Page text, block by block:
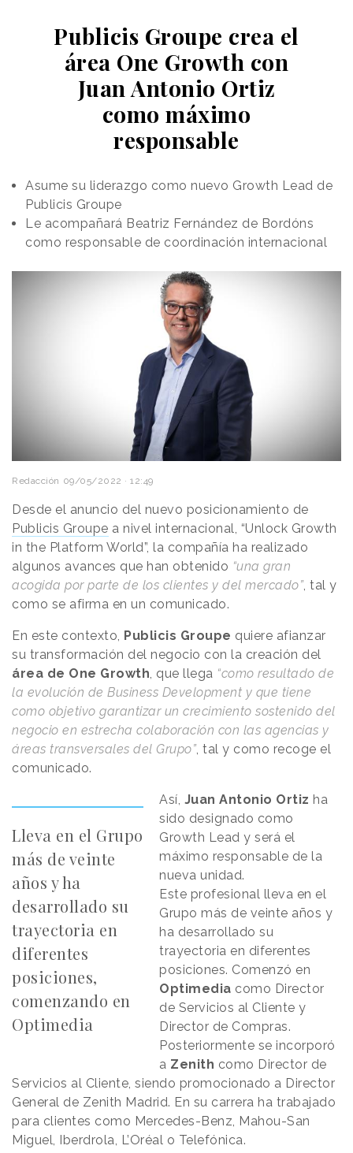
Publicis Groupe crea el
área One Growth con
Juan Antonio Ortiz
como máximo
responsable
Asume su liderazgo como nuevo Growth Lead de
Publicis Groupe
Le acompañará Beatriz Fernández de Bordóns
como responsable de coordinación internacional
Redacción 09/05/2022 · 12:49
Desde el anuncio del nuevo posicionamiento de
Publicis Groupe a nivel internacional, “Unlock Growth
in the Platform World”, la compañía ha realizado
algunos avances que han obtenido “una gran
acogida por parte de los clientes y del mercado” , tal y
como se afirma en un comunicado.
En este contexto, Publicis Groupe quiere afianzar
su transformación del negocio con la creación del
área de One Growth , que llega “como resultado de
la evolución de Business Development y que tiene
como objetivo garantizar un crecimiento sostenido del
negocio en estrecha colaboración con las agencias y
áreas transversales del Grupo” , tal y como recoge el
comunicado.
Lleva en el Grupo
más de veinte
años y ha
desarrollado su
trayectoria en
diferentes
posiciones,
comenzando en
Optimedia
Así, Juan Antonio Ortiz ha
sido designado como
Growth Lead y será el
máximo responsable de la
nueva unidad.
Este profesional lleva en el
Grupo más de veinte años y
ha desarrollado su
trayectoria en diferentes
posiciones. Comenzó en
Optimedia como Director
de Servicios al Cliente y
Director de Compras.
Posteriormente se incorporó
a Zenith como Director de
Servicios al Cliente, siendo promocionado a Director
General de Zenith Madrid. En su carrera ha trabajado
para clientes como Mercedes-Benz, Mahou-San
Miguel, Iberdrola, L’Oréal o Telefónica.